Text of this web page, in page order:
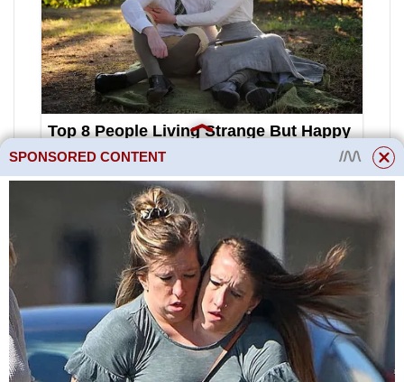
24-8-2006 00:39 aab
1.Kachny létají v dešti. Vítr a
déšť na malých vodních
plochách, v zátokách, kde sedí
kachny, jsou dokonce dobré –
poryvy větru pohybují rákosím,
SPONSORED CONTENT